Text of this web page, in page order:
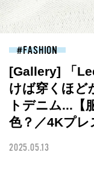
FASHION
[Gallery] 「
けば穿くほど
トデニム...【
色？／4Kプレ
2025.05.13